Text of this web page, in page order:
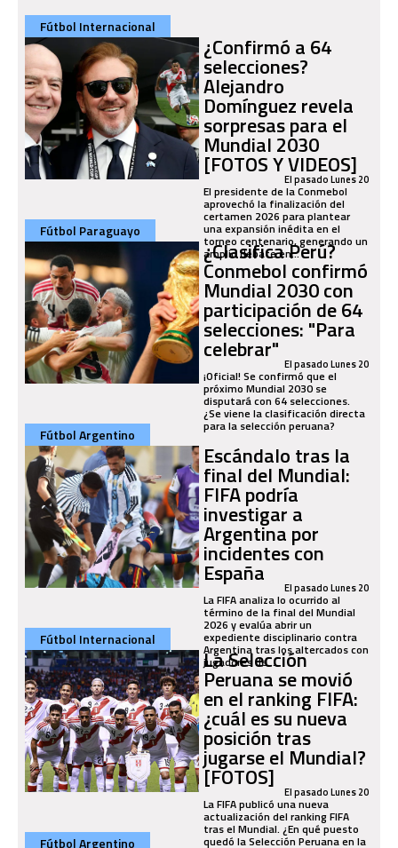
Fútbol Internacional
¿Confirmó a 64
selecciones?
Alejandro
Domínguez revela
sorpresas para el
Mundial 2030
[FOTOS Y VIDEOS]
El pasado Lunes 20
El presidente de la Conmebol
aprovechó la finalización del
certamen 2026 para plantear
una expansión inédita en el
torneo centenario, generando un
amplio debate en...
Fútbol Paraguayo
¿Clasifica Perú?
Conmebol confirmó
Mundial 2030 con
participación de 64
selecciones: "Para
celebrar" El pasado Lunes 20
¡Oficial! Se confirmó que el
próximo Mundial 2030 se
disputará con 64 selecciones.
¿Se viene la clasificación directa
para la selección peruana?
Fútbol Argentino
Escándalo tras la
final del Mundial:
FIFA podría
investigar a
Argentina por
incidentes con
España El pasado Lunes 20
La FIFA analiza lo ocurrido al
término de la final del Mundial
2026 y evalúa abrir un
expediente disciplinario contra
Argentina tras los altercados con
jugadores de...
Fútbol Internacional
La Selección
Peruana se movió
en el ranking FIFA:
¿cuál es su nueva
posición tras
jugarse el Mundial?
[FOTOS] El pasado Lunes 20
La FIFA publicó una nueva
actualización del ranking FIFA
tras el Mundial. ¿En qué puesto
quedó la Selección Peruana en la
Fútbol Argentino